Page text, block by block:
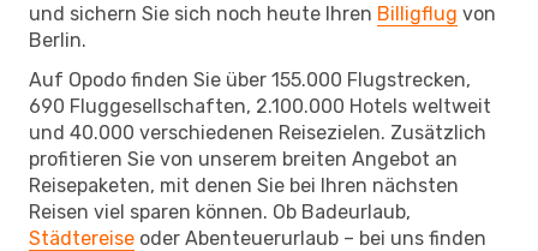
und sichern Sie sich noch heute Ihren Billigflug von
Berlin.
Auf Opodo finden Sie über 155.000 Flugstrecken,
690 Fluggesellschaften, 2.100.000 Hotels weltweit
und 40.000 verschiedenen Reisezielen. Zusätzlich
profitieren Sie von unserem breiten Angebot an
Reisepaketen, mit denen Sie bei Ihren nächsten
Reisen viel sparen können. Ob Badeurlaub,
Städtereise oder Abenteuerurlaub – bei uns finden